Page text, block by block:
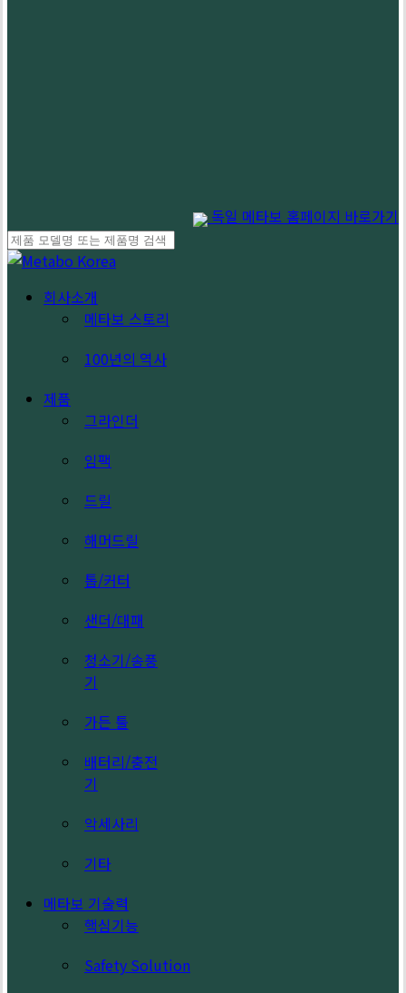
독일 메타보 홈페이지 바로가기
Close
search
Menu 회사소개
메타보 스토리
100년의 역사
제품
그라인더
임팩
드릴
해머드릴
톱/커터
샌더/대패
청소기/송풍
기
가든 툴
배터리/충전
기
악세사리
기타
메타보 기술력
핵심기능
Safety Solution